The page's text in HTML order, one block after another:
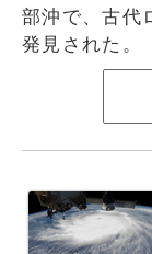
部沖で、古代
発見された。